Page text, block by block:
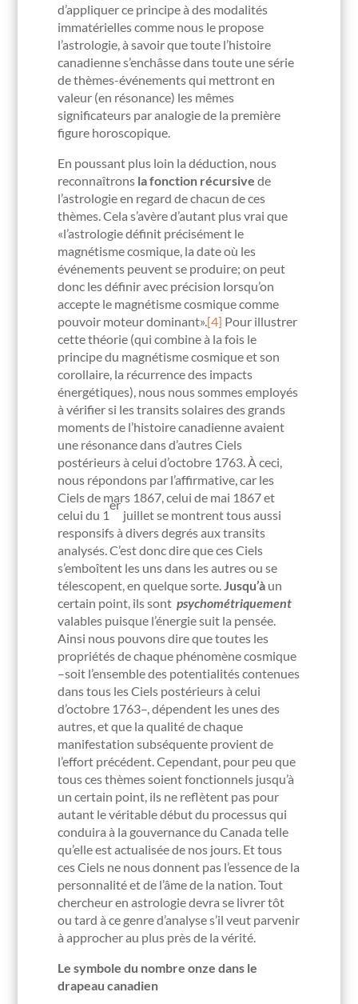
d’appliquer ce principe à des modalités
immatérielles comme nous le propose
l’astrologie, à savoir que toute l’histoire
canadienne s’enchâsse dans toute une série
de thèmes-événements qui mettront en
valeur (en résonance) les mêmes
significateurs par analogie de la première
figure horoscopique.
En poussant plus loin la déduction, nous
reconnaîtrons la fonction récursivede
l’astrologie en regard de chacun de ces
thèmes. Cela s’avère d’autant plus vrai que
«l’astrologie définit précisément le
magnétisme cosmique, la date où les
événements peuvent se produire; on peut
donc les définir avec précision lorsqu’on
accepte le magnétisme cosmique comme
pouvoir moteur dominant». [4] Pour illustrer
cette théorie (qui combine à la fois le
principe du magnétisme cosmique et son
corollaire, la récurrence des impacts
énergétiques), nous nous sommes employés
à vérifier si les transits solaires des grands
moments de l’histoire canadienne avaient
une résonance dans d’autres Ciels
postérieurs à celui d’octobre 1763. À ceci,
nous répondons par l’affirmative, car les
Ciels de mars 1867, celui de mai 1867 et
celui du 1
er
juillet se montrent tous aussi
responsifs à divers degrés aux transits
analysés. C’est donc dire que ces Ciels
s’emboîtent les uns dans les autres ou se
télescopent, en quelque sorte. Jusqu’à un
certain point, ils sont psychométriquement
valables puisque l’énergie suit la pensée.
Ainsi nous pouvons dire que toutes les
propriétés de chaque phénomène cosmique
–soit l’ensemble des potentialités contenues
dans tous les Ciels postérieurs à celui
d’octobre 1763–, dépendent les unes des
autres, et que la qualité de chaque
manifestation subséquente provient de
l’effort précédent. Cependant, pour peu que
tous ces thèmes soient fonctionnels jusqu’à
un certain point, ils ne reflètent pas pour
autant le véritable début du processus qui
conduira à la gouvernance du Canada telle
qu’elle est actualisée de nos jours. Et tous
ces Ciels ne nous donnent pas l’essence de la
personnalité et de l’âme de la nation. Tout
chercheur en astrologie devra se livrer tôt
ou tard à ce genre d’analyse s’il veut parvenir
à approcher au plus près de la vérité.
Le symbole du nombre onze dans le
drapeau canadien